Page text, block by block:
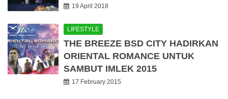
19 April 2018
LIFESTYLE
THE BREEZE BSD CITY HADIRKAN
ORIENTAL ROMANCE UNTUK
SAMBUT IMLEK 2015
17 February 2015